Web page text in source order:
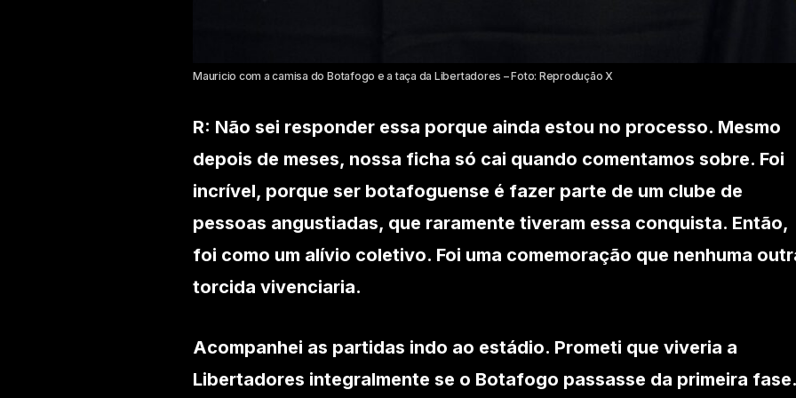
Mauricio com a camisa do Botafogo e a taça da Libertadores – Foto: Reprodução X
R: Não sei responder essa porque ainda estou no processo. Mesmo
depois de meses, nossa ficha só cai quando comentamos sobre. Foi
incrível, porque ser botafoguense é fazer parte de um clube de
pessoas angustiadas, que raramente tiveram essa conquista. Então,
foi como um alívio coletivo. Foi uma comemoração que nenhuma
torcida vivenciaria.
Acompanhei as partidas indo ao estádio. Prometi que viveria a
Libertadores integralmente se o Botafogo passasse da primeira fase.